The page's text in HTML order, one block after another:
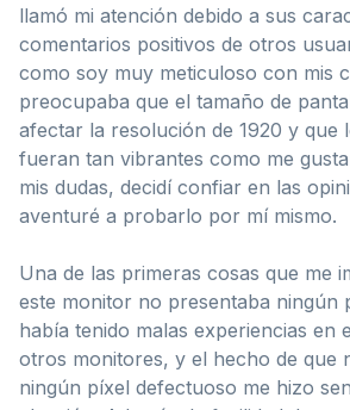
llamó mi atención debido a sus
comentarios positivos de otros
como soy muy meticuloso con mis
preocupaba que el tamaño de
afectar la resolución de 1920 y que
fueran tan vibrantes como me
mis dudas, decidí confiar en las
aventuré a probarlo por mí mismo.
Una de las primeras cosas que me
este monitor no presentaba ningún
había tenido malas experiencias en
otros monitores, y el hecho de que
ningún píxel defectuoso me hizo